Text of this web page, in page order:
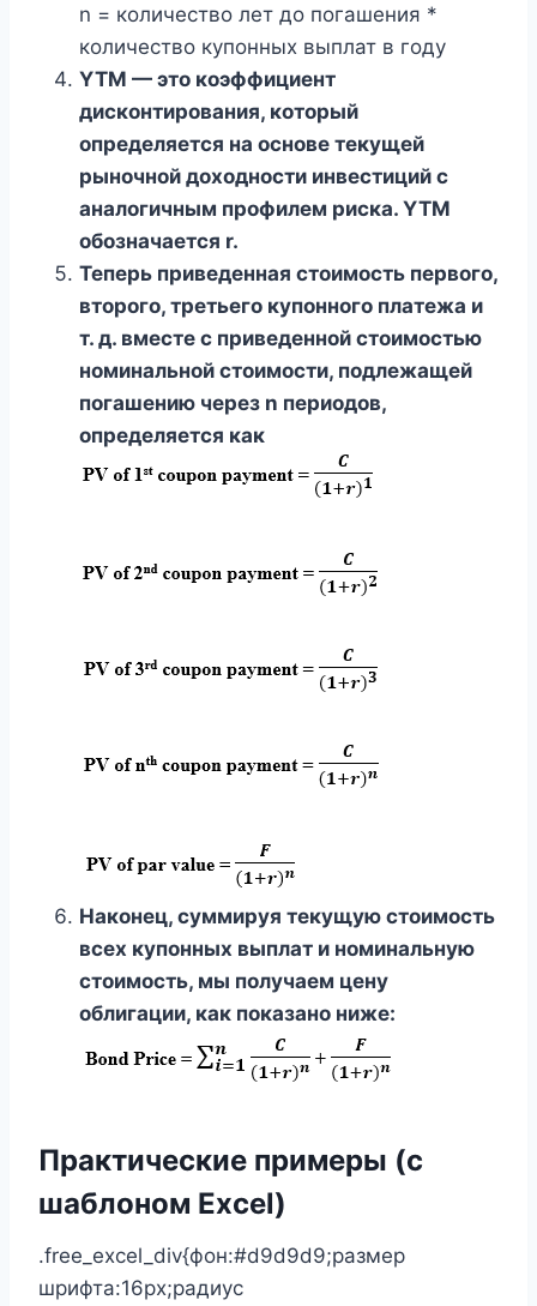
n = количество лет до погашения *
количество купонных выплат в году
YTM — это коэффициент
дисконтирования, который
определяется на основе текущей
рыночной доходности инвестиций с
аналогичным профилем риска. YTM
обозначается r.
Теперь приведенная стоимость первого,
второго, третьего купонного платежа и
т. д. вместе с приведенной стоимостью
номинальной стоимости, подлежащей
погашению через n периодов,
определяется как
Наконец, суммируя текущую стоимость
всех купонных выплат и номинальную
стоимость, мы получаем цену
облигации, как показано ниже:
Практические примеры (с
шаблоном Excel)
.free_excel_div{фон:#d9d9d9;размер
шрифта:16px;радиус